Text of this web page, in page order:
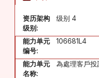
资历架构
级别:
级别 4
能力单元
编号:
106681L4
能力单元
名称:
為處理客戶